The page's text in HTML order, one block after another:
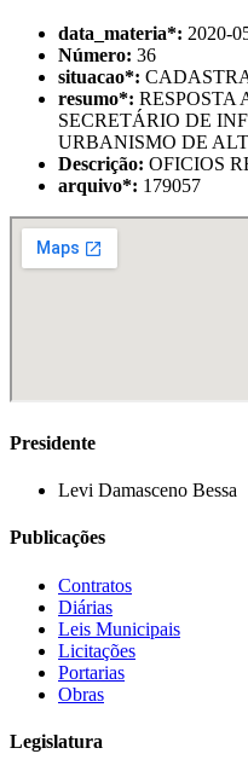
data_materia*: 2020-
Número: 36
situacao*:
resumo*: RESPOSTA
SECRETÁRIO DE
URBANISMO DE
Descrição: OFICIOS
arquivo*: 179057
Presidente
Levi Damasceno Bessa
Publicações
Contratos
Diárias
Leis Municipais
Licitações
Portarias
Obras
Legislatura